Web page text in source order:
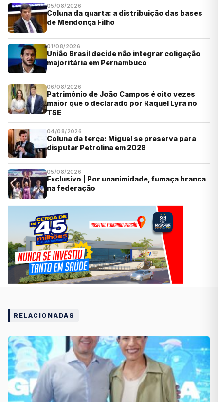
05/08/2026
Coluna da quarta: a distribuição das bases
de Mendonça Filho
01/08/2026
União Brasil decide não integrar coligação
majoritária em Pernambuco
06/08/2026
Patrimônio de João Campos é oito vezes
maior que o declarado por Raquel Lyra no
TSE
04/08/2026
Coluna da terça: Miguel se preserva para
disputar Petrolina em 2028
05/08/2026
Exclusivo | Por unanimidade, fumaça branca
na federação
RELACIONADAS